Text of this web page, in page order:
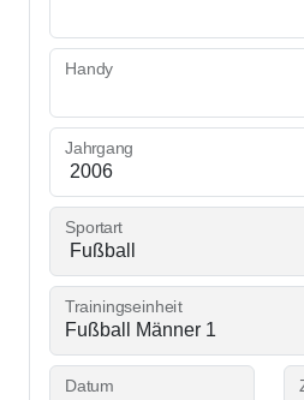
Handy
Jahrgang
Sportart
Trainingseinheit
Datum